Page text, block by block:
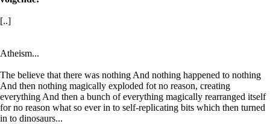
[..]
Atheism...
The believe that there was nothing And nothing happened to nothing
And then nothing magically exploded fot no reason, creating
everything And then a bunch of everything magically rearranged itself
for no reason what so ever in to self-replicating bits which then turned
in to dinosaurs...